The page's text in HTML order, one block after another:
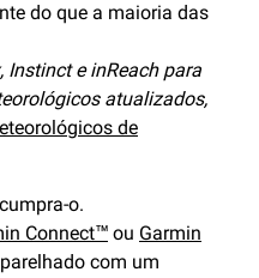
do que a maioria das
Instinct e inReach para
atualizados,
de
o.
Connect™ ou Garmin
com um